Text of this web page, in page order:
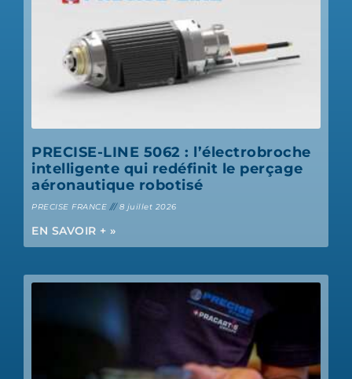
PRECISE-LINE 5062 : l’électrobroche
intelligente qui redéfinit le perçage
aéronautique robotisé
PRECISE FRANCE 8 juillet 2026
EN SAVOIR + »